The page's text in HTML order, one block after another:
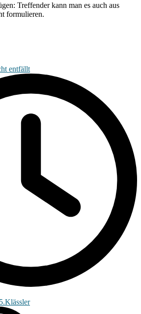
Treffender kann man es auch aus
formulieren.
entfällt